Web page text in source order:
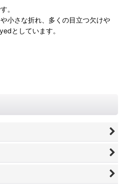
。
小さな折れ、多くの目立つ欠けや
としています。